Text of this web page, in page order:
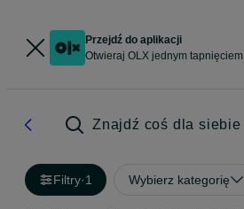
Przejdź do aplikacji
Otwieraj OLX jednym tapnięciem
Znajdź coś dla siebie
Filtry·1 Wybierz kategorię